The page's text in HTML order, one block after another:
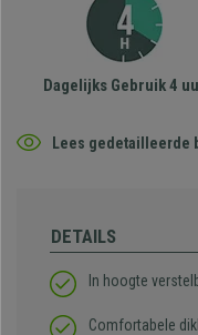
Dagelijks Gebruik 4
Lees gedetailleerde
DETAILS
In hoogte
Comfortabele